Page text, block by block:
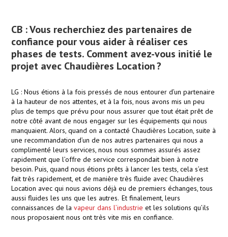
CB : Vous recherchiez des partenaires de
confiance pour vous aider à réaliser ces
phases de tests. Comment avez-vous initié le
projet avec Chaudières Location ?
LG : Nous étions à la fois pressés de nous entourer d’un partenaire
à la hauteur de nos attentes, et à la fois, nous avons mis un peu
plus de temps que prévu pour nous assurer que tout était prêt de
notre côté avant de nous engager sur les équipements qui nous
manquaient. Alors, quand on a contacté Chaudières Location, suite à
une recommandation d’un de nos autres partenaires qui nous a
complimenté leurs services, nous nous sommes assurés assez
rapidement que l’offre de service correspondait bien à notre
besoin. Puis, quand nous étions prêts à lancer les tests, cela s’est
fait très rapidement, et de manière très fluide avec Chaudières
Location avec qui nous avions déjà eu de premiers échanges, tous
aussi fluides les uns que les autres. Et finalement, leurs
connaissances de la vapeur dans l’industrie et les solutions qu’ils
nous proposaient nous ont très vite mis en confiance.